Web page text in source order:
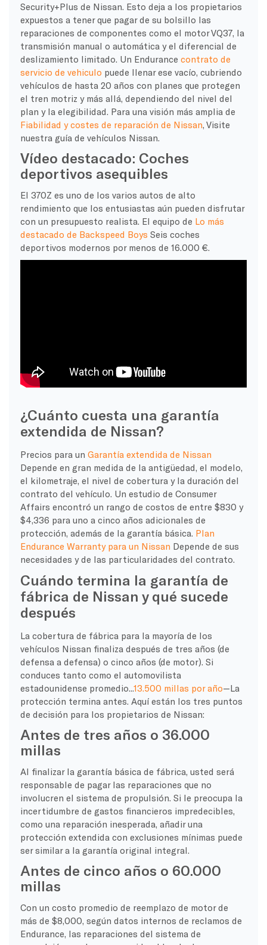
Security+Plus de Nissan. Esto deja a los propietarios
expuestos a tener que pagar de su bolsillo las
reparaciones de componentes como el motor VQ37, la
transmisión manual o automática y el diferencial de
deslizamiento limitado. Un Endurance contrato de
servicio de vehiculo puede llenar ese vacío, cubriendo
vehículos de hasta 20 años con planes que protegen
el tren motriz y más allá, dependiendo del nivel del
plan y la elegibilidad. Para una visión más amplia de
Fiabilidad y costes de reparación de Nissan, Visite
nuestra guía de vehículos Nissan.
Vídeo destacado: Coches
deportivos asequibles
El 370Z es uno de los varios autos de alto
rendimiento que los entusiastas aún pueden disfrutar
con un presupuesto realista. El equipo de Lo más
destacado de Backspeed Boys Seis coches
deportivos modernos por menos de 16.000 €.
¿Cuánto cuesta una garantía
extendida de Nissan?
Precios para un Garantía extendida de Nissan
Depende en gran medida de la antigüedad, el modelo,
el kilometraje, el nivel de cobertura y la duración del
contrato del vehículo. Un estudio de Consumer
Affairs encontró un rango de costos de entre $830 y
$4,336 para uno a cinco años adicionales de
protección, además de la garantía básica. Plan
Endurance Warranty para un Nissan Depende de sus
necesidades y de las particularidades del contrato.
Cuándo termina la garantía de
fábrica de Nissan y qué sucede
después
La cobertura de fábrica para la mayoría de los
vehículos Nissan finaliza después de tres años (de
defensa a defensa) o cinco años (de motor). Si
conduces tanto como el automovilista
estadounidense promedio...13.500 millas por año—La
protección termina antes. Aquí están los tres puntos
de decisión para los propietarios de Nissan:
Antes de tres años o 36.000
millas
Al finalizar la garantía básica de fábrica, usted será
responsable de pagar las reparaciones que no
involucren el sistema de propulsión. Si le preocupa la
incertidumbre de gastos financieros impredecibles,
como una reparación inesperada, añadir una
protección extendida con exclusiones mínimas puede
ser similar a la garantía original integral.
Antes de cinco años o 60.000
millas
Con un costo promedio de reemplazo de motor de
más de $8,000, según datos internos de reclamos de
Endurance, las reparaciones del sistema de